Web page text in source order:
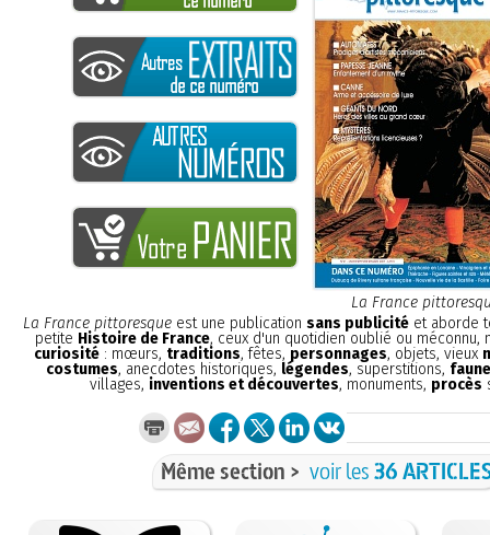
La France
La France pittoresque est une publication sans publicité et aborde
petite Histoire de France, ceux d'un quotidien oublié ou méconnu,
curiosité : mœurs, traditions, fêtes, personnages, objets, vieux
costumes, anecdotes historiques, légendes, superstitions,
villages, inventions et découvertes, monuments, procès
Même section > voir les36